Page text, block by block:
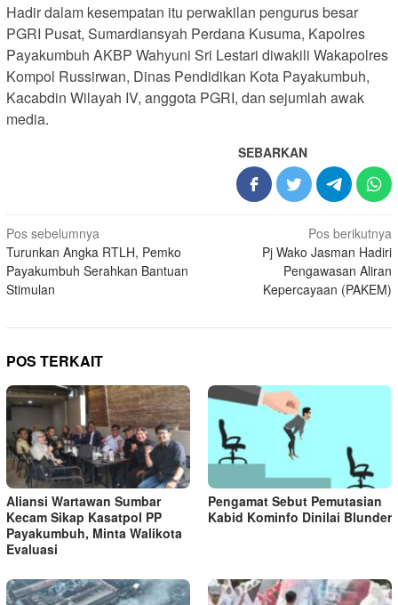
Hadir dalam kesempatan itu perwakilan pengurus besar
PGRI Pusat, Sumardiansyah Perdana Kusuma, Kapolres
Payakumbuh AKBP Wahyuni Sri Lestari diwakili Wakapolres
Kompol Russirwan, Dinas Pendidikan Kota Payakumbuh,
Kacabdin Wilayah IV, anggota PGRI, dan sejumlah awak
media.
SEBARKAN
Navigasi
pos
Pos sebelumnya
Turunkan Angka RTLH, Pemko
Payakumbuh Serahkan Bantuan
Stimulan
Pos berikutnya
Pj Wako Jasman Hadiri
Pengawasan Aliran
Kepercayaan (PAKEM)
POS TERKAIT
Aliansi Wartawan Sumbar
Kecam Sikap Kasatpol PP
Payakumbuh, Minta Walikota
Evaluasi
Pengamat Sebut Pemutasian
Kabid Kominfo Dinilai Blunder